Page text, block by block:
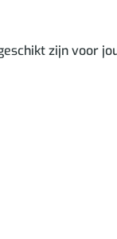
zijn voor